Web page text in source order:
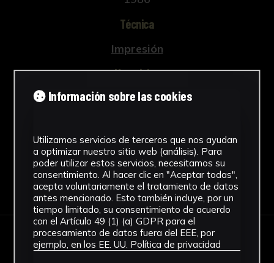
Técnica
Impresión
Materiales
Papel
Descargar Ficha
IMÁGENES
Información sobre las cookies
Utilizamos servicios de terceros que nos ayudan
a optimizar nuestro sitio web (análisis). Para
poder utilizar estos servicios, necesitamos su
consentimiento. Al hacer clic en "Aceptar todas",
acepta voluntariamente el tratamiento de datos
antes mencionado. Esto también incluye, por un
tiempo limitado, su consentimiento de acuerdo
con el Artículo 49 (1) (a) GDPR para el
procesamiento de datos fuera del EEE, por
ejemplo, en los EE. UU. Política de privacidad